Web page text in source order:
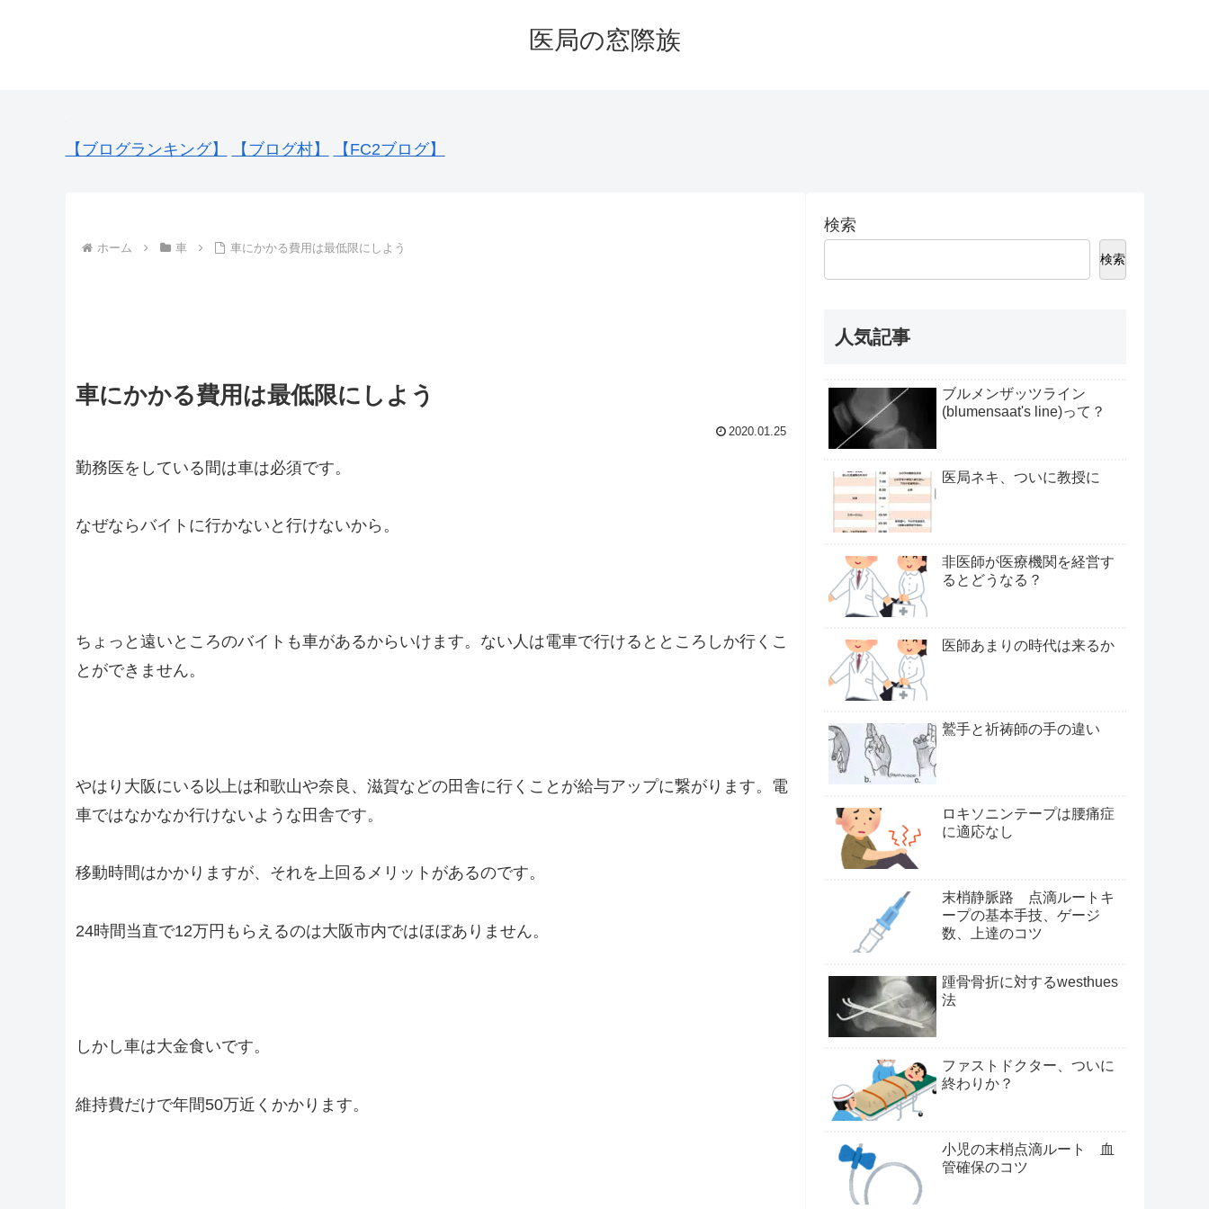
医局の窓際族
【ブログランキング】 【ブログ村】 【FC2ブログ】
ホーム 車 車にかかる費用は最低限にしよう
車にかかる費用は最低限にしよう
2020.01.25
勤務医をしている間は車は必須です。
なぜならバイトに行かないと行けないから。
ちょっと遠いところのバイトも車があるからいけます。ない人は電車で行けるとところしか行くこ
とができません。
やはり大阪にいる以上は和歌山や奈良、滋賀などの田舎に行くことが給与アップに繋がります。電
車ではなかなか行けないような田舎です。
移動時間はかかりますが、それを上回るメリットがあるのです。
24時間当直で12万円もらえるのは大阪市内ではほぼありません。
しかし車は大金食いです。
維持費だけで年間50万近くかかります。
検索
検索
人気記事
ブルメンザッツライン
(blumensaat's line)って？
医局ネキ、ついに教授に
非医師が医療機関を経営す
るとどうなる？
医師あまりの時代は来るか
鷲手と祈祷師の手の違い
ロキソニンテープは腰痛症
に適応なし
末梢静脈路 点滴ルートキ
ープの基本手技、ゲージ
数、上達のコツ
踵骨骨折に対するwesthues
法
ファストドクター、ついに
終わりか？
小児の末梢点滴ルート 血
管確保のコツ